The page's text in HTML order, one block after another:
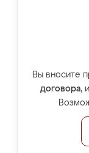
Вы вносите
договора,